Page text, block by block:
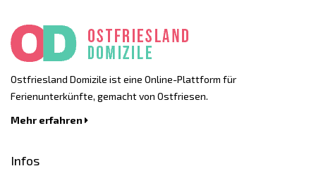
Ostfriesland Domizile ist eine Online-Plattform für
Ferienunterkünfte, gemacht von Ostfriesen.
Mehr erfahren
Infos